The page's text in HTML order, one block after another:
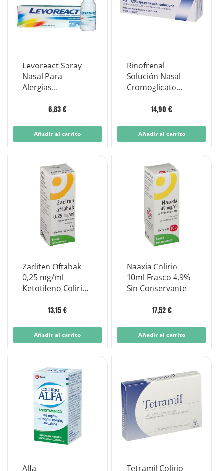
Levoreact Spray
Nasal Para
Alergias
6,83 €
Añadir al carrito
Rinofrenal
Solución Nasal
Cromoglicato
14,90 €
Añadir al carrito
Zaditen Oftabak
0,25 mg/ml
Ketotifeno Colirio
13,15 €
Añadir al carrito
Naaxia Colirio
10ml Frasco 4,9%
Sin Conservante
17,52 €
Añadir al carrito
Alfa
Tetramil Colirio